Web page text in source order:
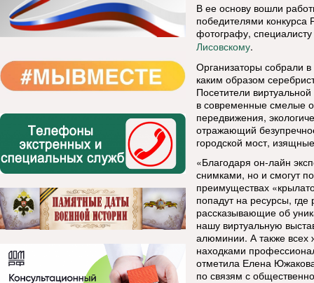
В ее основу вошли
победителями
фотографу,
Лисовскому.
Организаторы собрали
каким образом
Посетители
в современные смелые
передвижения,
отражающий
городской мост,
«Благодаря он-лайн
снимками, но и смогут
преимуществах
попадут на ресурсы,
рассказывающие об
нашу виртуальную
алюминии. А также всех
находками
отметила Елена
по связям с